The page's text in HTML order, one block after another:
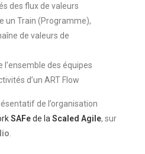
des flux de valeurs
un Train (Programme),
de valeurs de
l’ensemble des équipes
d’un ART Flow
de l’organisation
SAFede la Scaled Agile, sur